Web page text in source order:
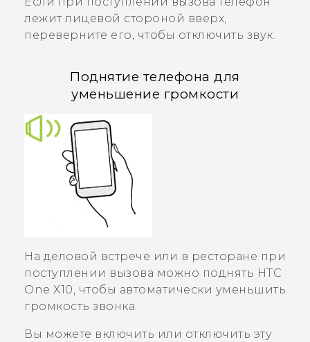
лежит лицевой стороной вверх,
переверните его, чтобы отключить звук.
Поднятие телефона для
уменьшение громкости
На деловой встрече или в ресторане при
поступлении вызова можно поднять HTC
One X10 , чтобы автоматически уменьшить
громкость звонка.
Вы можете включить или отключить эту